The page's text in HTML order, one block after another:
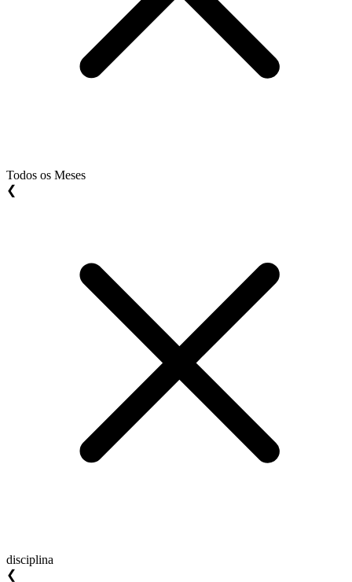
Todos os Meses
❮
disciplina
❮